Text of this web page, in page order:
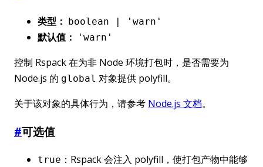
类型： boolean | 'warn'
默认值： 'warn'
控制 Rspack 在为非 Node 环境打包时，是否需要为
Node.js 的 global 对象提供 polyfill。
关于该对象的具体行为，请参考 Node.js 文档。
#可选值
true ：Rspack 会注入 polyfill，使打包产物中能够